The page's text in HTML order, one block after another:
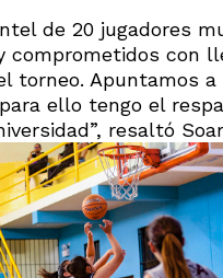
de 20 jugadores
comprometidos con
torneo. Apuntamos a
ello tengo el
resaltó